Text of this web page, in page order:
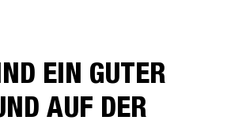
EIN GUTER
AUF DER